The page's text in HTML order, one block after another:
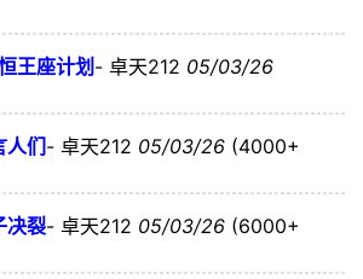
王座计划 - 卓天212 05/03/26
人们- 卓天212 05/03/26 (4000+
决裂- 卓天212 05/03/26 (6000+